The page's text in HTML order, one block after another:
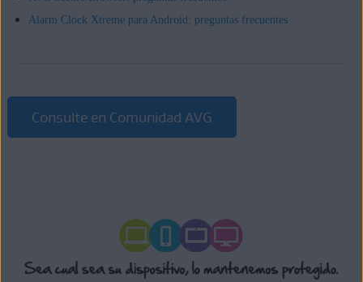
Alarm Clock Xtreme para Android: preguntas frecuentes
Consulte en Comunidad AVG